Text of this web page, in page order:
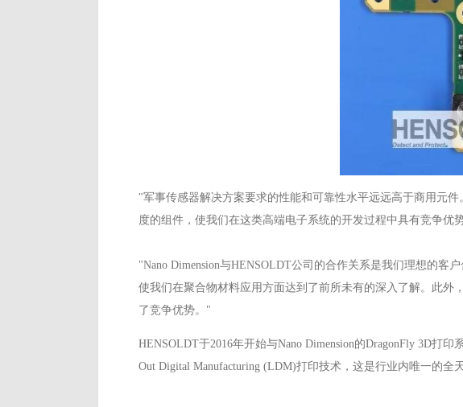
"军事传感器解决方案要求的性能和可靠性水平远远高于商用元
度的组件，使我们在这类高端电子系统的开发过程中具有竞争优
"Nano Dimension与HENSOLDT公司的合作关系是我们理想的客
使我们在聚合物材料应用方面达到了前所未有的深入了解。此
了竞争优势。"
HENSOLDT于2016年开始与Nano Dimension的DragonFly 3D打
Out Digital Manufacturing (LDM)打印技术，这是行业内唯一的全